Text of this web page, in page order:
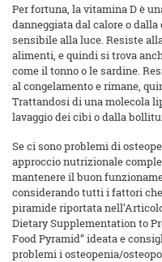
Per fortuna, la vitamina D è
danneggiata dal calore o
sensibile alla luce. Resiste
alimenti, e quindi si trova
come il tonno o le sardine.
al congelamento e rimane,
Trattandosi di una molecola
lavaggio dei cibi o dalla
Se ci sono problemi di
approccio nutrizionale
mantenere il buon
considerando tutti i fattori
piramide riportata
Dietary Supplementation to
Food Pyramid” ideata e
problemi i osteopenia/